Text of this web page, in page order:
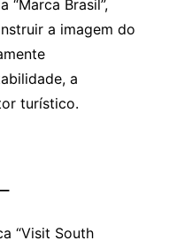
“Marca Brasil”,
a imagem do
a
turístico.
“Visit South